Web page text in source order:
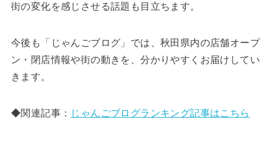
街の変化を感じさせる話題も目立ちます。
今後も「じゃんごブログ」では、秋田県内の店舗オープ
ン・閉店情報や街の動きを、分かりやすくお届けしてい
きます。
◆関連記事： じゃんごブログランキング記事はこちら